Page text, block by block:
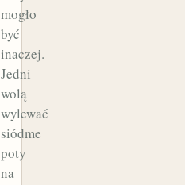
mogło
być
inaczej.
Jedni
wolą
wylewać
siódme
poty
na